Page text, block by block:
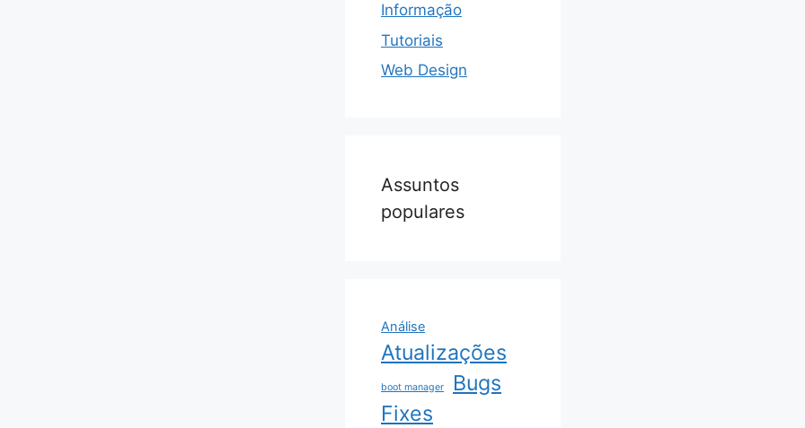
Informação
Tutoriais
Web Design
Assuntos
populares
Análise
Atualizações
boot manager
Bugs
Fixes